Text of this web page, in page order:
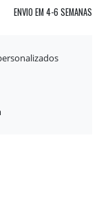
ENVIO EM 4-6 SEMANAS